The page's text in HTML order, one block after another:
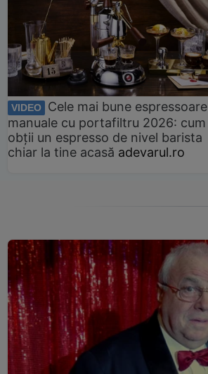
VIDEO
Cele mai bune espressoare
manuale cu portafiltru 2026: cum
obții un espresso de nivel barista
chiar la tine acasă adevarul.ro